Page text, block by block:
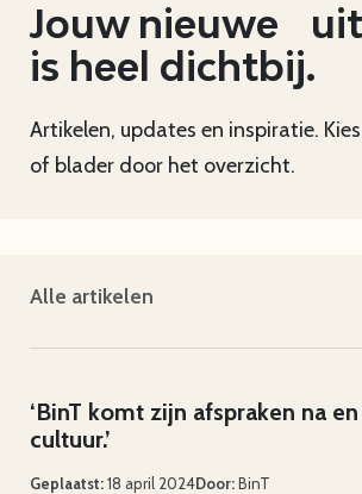
Jouw nieuwe
is heel dichtbij.
Artikelen, updates en inspiratie.
of blader door het overzicht.
Alle artikelen
‘BinT komt zijn afspraken na
cultuur.’
Geplaatst:18 april 2024Door:BinT